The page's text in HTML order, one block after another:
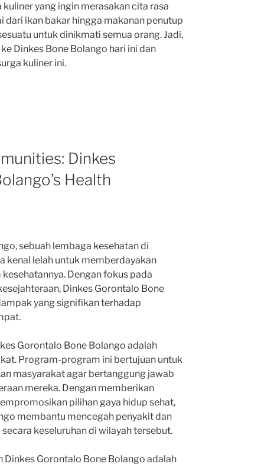
yang ingin merasakan cita rasa
dari ikan bakar hingga makanan penutup
untuk dinikmati semua orang. Jadi,
Dinkes Bone Bolango hari ini dan
kuliner ini.
Dinkes
Health
sebuah lembaga kesehatan di
kenal lelah untuk memberdayakan
Dengan fokus pada
Dinkes Gorontalo Bone
yang signifikan terhadap
Gorontalo Bone Bolango adalah
Program-program ini bertujuan untuk
masyarakat agar bertanggung jawab
mereka. Dengan memberikan
pilihan gaya hidup sehat,
membantu mencegah penyakit dan
keseluruhan di wilayah tersebut.
Dinkes Gorontalo Bone Bolango adalah